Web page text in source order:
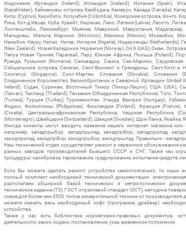
Индонезия, Ирландия (Ireland), Исландия (Iceland), Испания (Spain),
(Kazakhstan), Каймановы острова, Камбоджа, Камерун, Канада (Canada),
Кипр (Cyprus), Кирибати, Колумбия (Colombia), Коморские острова, Конго,
Рика, Кот-д'Ивуар, Куба, Кувейт, Кюрасао, Лаос, Латвия (Latvia), Лесото,
Лихтенштейн, Люксембург, Мьянма, Маврикий, Мавритания,
Мальдивы, Мальта, Марокко (Morocco), Мексика (Mexico), Мозамбик,
Намибия, Науру, Непал, Нигер, Нигерия (Nigeria), Нидерланды (Netherlands),
(New Zealand), Новая Каледония, Норвегия (Norway), ОАЭ (UAE), Оман,
Папуа Новая Гвинея, Парагвай, Перу, Южная Африка, Польша (Poland),
Руанда, Румыния (Romania), Сальвадор, Самоа, Сан-Марино, Саудовская
Сейшельские острова, Сенегал, Сент-Винсент и Гренадины, Сент-Китс и
Сингапур (Singapore), Синт-Мартен, Словакия (Slovakia), Словения
Соединенное Королевство Великобритании и Северной Ирландии (United
Ireland), Судан, Суринам, Восточный Тимор (Тимор-Лешти), США (USA),
(Taiwan), Таиланд (Thailand), Танзания (Объединенная Республика), Того,
(Tunisia), Турция (Turkey), Туркменистан, Уганда, Венгрия (Hungary),
Фиджи, Филиппины (Philippines), Финляндия (Finland), Франция (France),
(Croatia), Центральноафриканская Республика, Чешская Республика
(Montenegro), Швейцария (Switzerland), Швеция (Sweden), Шри-Ланка, Ямайка,
Иногда клиенты могут вводить название нашего интернет магазина
например, западпрыбор, западпрылад, западпрібор, западприлад,
захидприлад, захидпрібор, захидпрыбор, захидпрылад. Правильно -
Наш технический отдел осуществляет ремонт и сервисное обслуживание
разных заводов производителей бывшего СССР и СНГ. Также мы
процедуры: калибровка, тарирование, градуирование, испытание средств
Если Вы можете сделать ремонт устройства самостоятельно, то наши
полный комплект необходимой технической документации:
располагаем обширной базой технических и метрологических
техническое задание (ТЗ), ГОСТ, отраслевой стандарт (ОСТ), методика
схема для более чем 3500 типов измерительной техники от производителя
можете скачать весь необходимый софт (программа, драйвер)
устройства.
Также у нас есть библиотека нормативно-правовых документов,
деятельности: закон, кодекс, постановление, указ, временное положение.